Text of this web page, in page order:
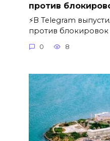
против
⚡️В Telegram
против блокировок
0 8